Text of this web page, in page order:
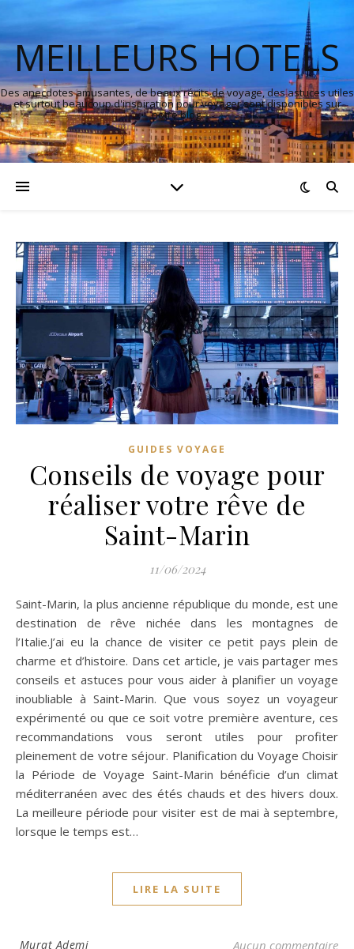
MEILLEURS HOTELS
Des anecdotes amusantes, de beaux récits de voyage, des astuces utiles
et surtout beaucoup d'inspiration pour voyager sont disponibles sur
notre blog.
GUIDES VOYAGE
Conseils de voyage pour
réaliser votre rêve de
Saint-Marin
11/06/2024
Saint-Marin, la plus ancienne république du monde, est une
destination de rêve nichée dans les montagnes de
l’Italie.J’ai eu la chance de visiter ce petit pays plein de
charme et d’histoire. Dans cet article, je vais partager mes
conseils et astuces pour vous aider à planifier un voyage
inoubliable à Saint-Marin. Que vous soyez un voyageur
expérimenté ou que ce soit votre première aventure, ces
recommandations vous seront utiles pour profiter
pleinement de votre séjour. Planification du Voyage Choisir
la Période de Voyage Saint-Marin bénéficie d’un climat
méditerranéen avec des étés chauds et des hivers doux.
La meilleure période pour visiter est de mai à septembre,
lorsque le temps est…
LIRE LA SUITE
Murat Ademi Aucun commentaire